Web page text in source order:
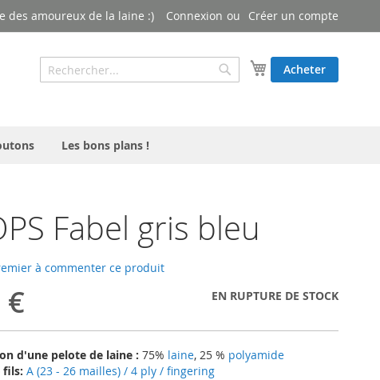
des amoureux de la laine :) Connexion Créer un compte
Mon panier
Acheter
Rechercher
Rechercher
Les bons plans !
Fabel gris bleu
à commenter ce produit
€ EN RUPTURE DE STOCK
d'une pelote de laine : 75% laine, 25 % polyamide
fils: A (23 - 26 mailles) / 4 ply / fingering